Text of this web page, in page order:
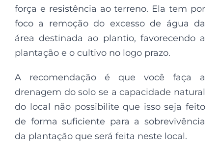
força e resistência ao terreno. Ela tem por
foco a remoção do excesso de água da
área destinada ao plantio, favorecendo a
plantação e o cultivo no logo prazo.
A recomendação é que você faça a
drenagem do solo se a capacidade natural
do local não possibilite que isso seja feito
de forma suficiente para a sobrevivência
da plantação que será feita neste local.